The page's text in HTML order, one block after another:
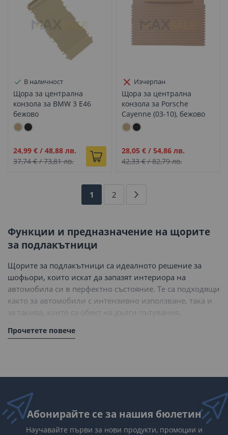
В наличност
Щора за централна
конзола за BMW 3 E46
бежово
Промо
цена
24,99 € / 48,88 лв.
37,74 €/73,81 лв.
Изчерпан
Щора за централна
конзола за Porsche
Cayenne (03-10), бежово
Промо
цена
28,05 € /54,86 лв.
42,33 €/82,79 лв.
Страница
В
четете
страница
1 Страница
2
Функции и предназначение на щорите
за подлакътници
Щорите за подлакътници са идеалното решение за
шофьори, които искат да запазят интериора на
автомобила си в перфектно състояние. Те са подходящи
както за автомобили с интензивно използване, така и
за такива, които са обект на дълги пътувания.
щори предпазват подлакътника от износване,
за семейни автомобили или служебни превозни
средства.
Ключови предимства на щорите за
Прочетете повече
Абонирайте се за нашия бюлетин
Научавайте първи за нови продукти, промоции и